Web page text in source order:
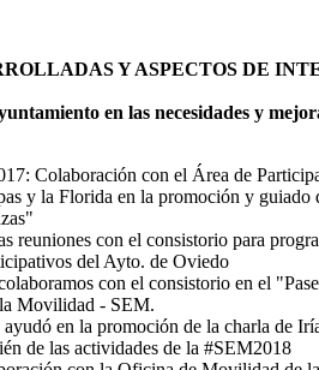
Y ASPECTOS DE
en las necesidades y
Colaboración con el Área de
y la Florida en la promoción y
reuniones con el consistorio para
del Ayto. de Oviedo
con el consistorio en el
Movilidad - SEM.
ayudó en la promoción de la charla de
de las actividades de la #SEM2018